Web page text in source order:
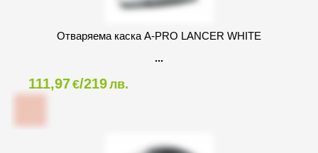
Oтваряема каска A-PRO LANCER WHITE
111,97€/219лв.